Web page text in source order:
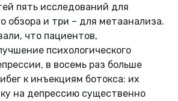
пять исследований для
обзора и три – для метаанализа.
что пациентов,
психологического
в восемь раз больше
к инъекциям ботокса: их
на депрессию существенно